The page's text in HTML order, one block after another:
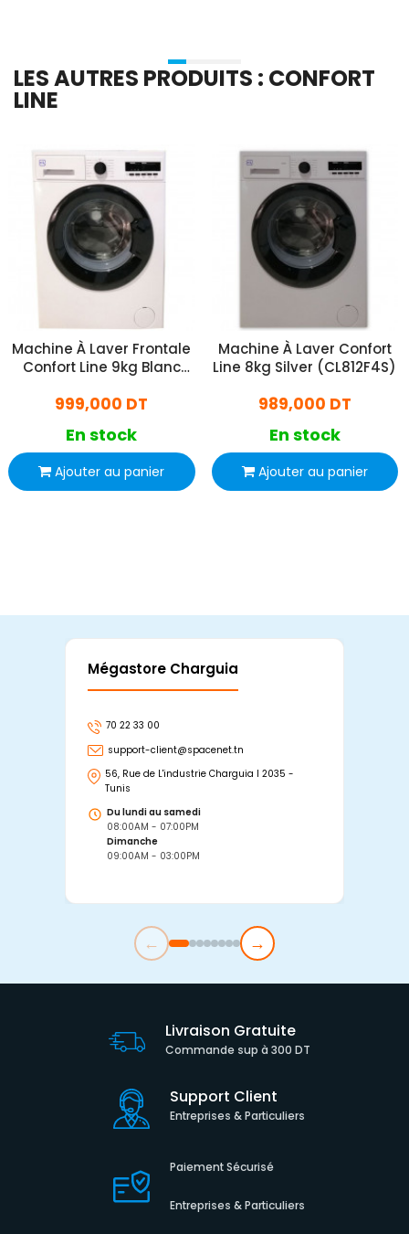
LES AUTRES PRODUITS : CONFORT
LINE
Machine À Laver Frontale
Confort Line 9kg Blanc
999,000 DT
En stock
Ajouter au panier
Machine À Laver Confort
Line 8kg Silver (CL812F4S)
989,000 DT
En stock
Ajouter au panier
Mégastore Charguia
70 22 33 00
support-client@spacenet.tn
56, Rue de L'industrie Charguia I 2035 -
Tunis
Du lundi au samedi
08:00AM - 07:00PM
Dimanche
09:00AM - 03:00PM
← →
Livraison Gratuite
Commande sup à 300 DT
Support Client
Entreprises & Particuliers
Paiement Sécurisé
Entreprises & Particuliers